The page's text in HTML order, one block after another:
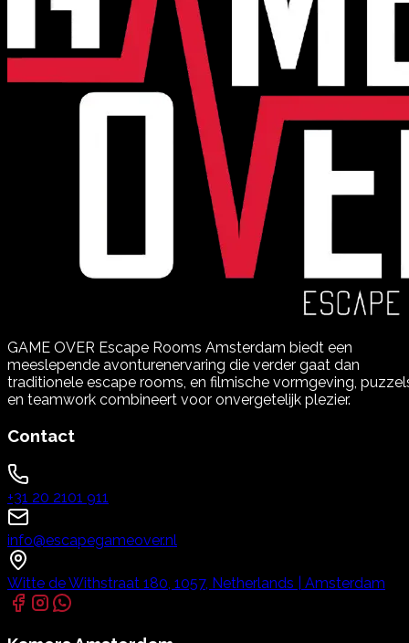
GAME OVER Escape Rooms Amsterdam biedt een
meeslepende avonturenervaring die verder gaat dan
traditionele escape rooms, en filmische vormgeving,
en teamwork combineert voor onvergetelijk plezier.
Contact
+31 20 2101 911
info@escapegameover.nl
Witte de Withstraat 180, 1057, Netherlands | Amsterdam